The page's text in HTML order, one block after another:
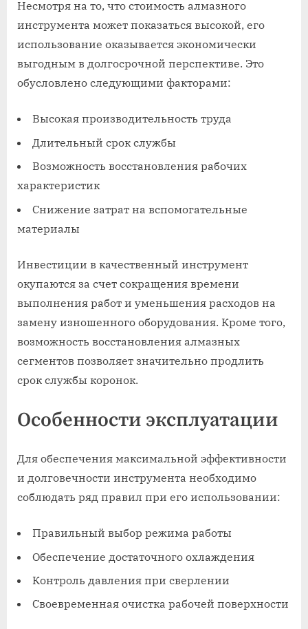
Несмотря на то, что стоимость алмазного
инструмента может показаться высокой, его
использование оказывается экономически
выгодным в долгосрочной перспективе. Это
обусловлено следующими факторами:
Высокая производительность труда
Длительный срок службы
Возможность восстановления рабочих
характеристик
Снижение затрат на вспомогательные
материалы
Инвестиции в качественный инструмент
окупаются за счет сокращения времени
выполнения работ и уменьшения расходов на
замену изношенного оборудования. Кроме того,
возможность восстановления алмазных
сегментов позволяет значительно продлить
срок службы коронок.
Особенности эксплуатации
Для обеспечения максимальной эффективности
и долговечности инструмента необходимо
соблюдать ряд правил при его использовании:
Правильный выбор режима работы
Обеспечение достаточного охлаждения
Контроль давления при сверлении
Своевременная очистка рабочей поверхности